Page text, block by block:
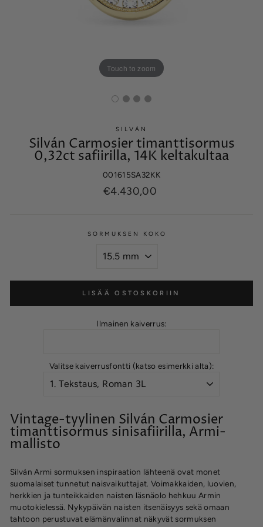
Touch to zoom
SILVÁN
Silván Carmosier timanttisormus
0,32ct safiirilla, 14K keltakultaa
001615SA32KK
Normaalihinta
€4.430,00
SORMUKSEN KOKO
LISÄÄ OSTOSKORIIN
Ilmainen kaiverrus:
Valitse kaiverrusfontti (katso esimerkki alta):
Vintage-tyylinen Silván Carmosier
timanttisormus sinisafiirilla, Armi-
mallisto
Silván Armi sormuksen inspiraation lähteenä ovat monet
suomalaiset tunnetut naisvaikuttajat. Voimakkaiden, luovien,
herkkien ja tunteikkaiden naisten läsnäolo hehkuu Armin
muotokielessä. Nykypäivän naisten itsenäisyys sekä omaan
tahtoon perustuvat elämänvalinnat näkyvät sormuksen